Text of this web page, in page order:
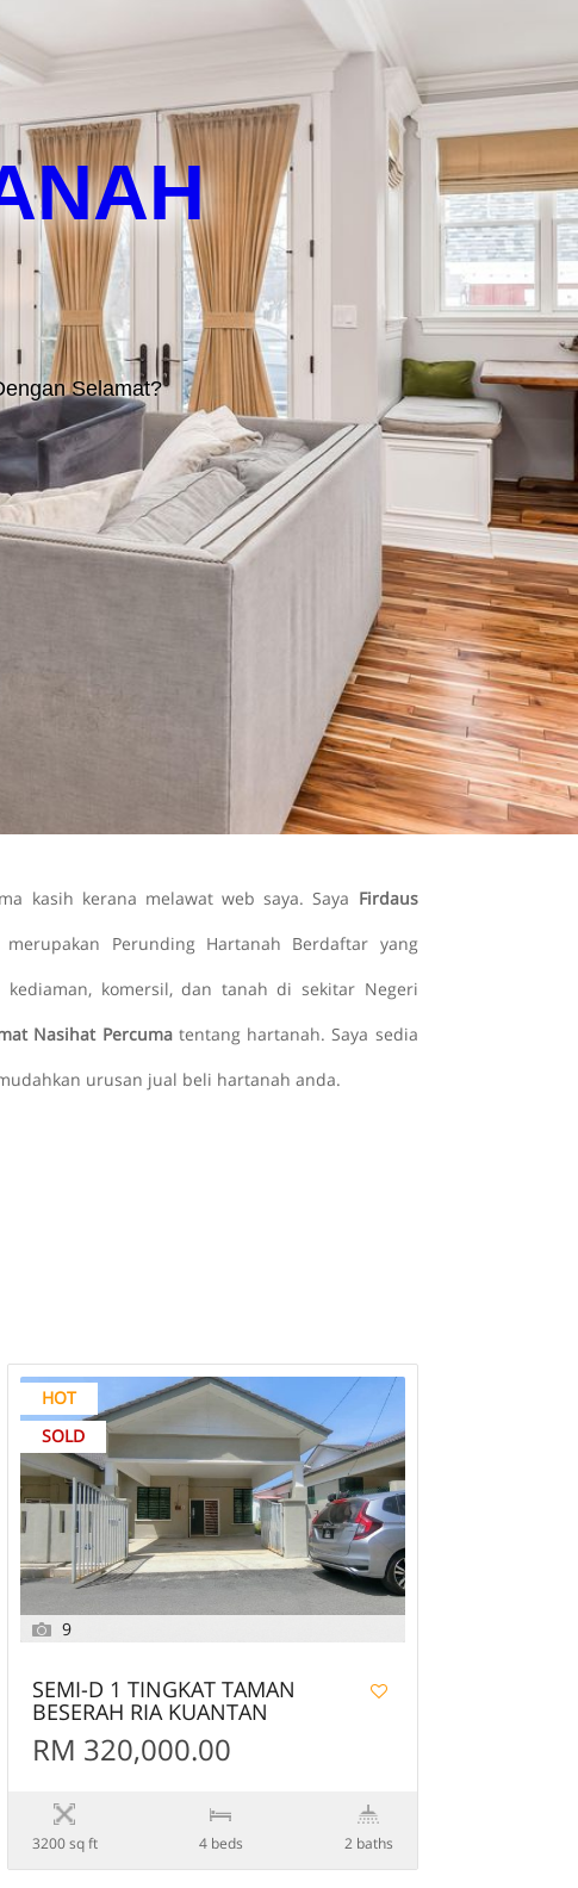
Servis Kami
Selamat?
kasih kerana melawat web saya. Saya Firdaus
merupakan Perunding Hartanah Berdaftar yang
komersil, dan tanah di sekitar Negeri
Nasihat Percuma tentang hartanah. Saya sedia
urusan jual beli hartanah anda.
HOT
SOLD
9
SEMI-D 1 TINGKAT TAMAN
BESERAH RIA KUANTAN
RM 320,000.00
3200 sq ft 4 beds 2 baths